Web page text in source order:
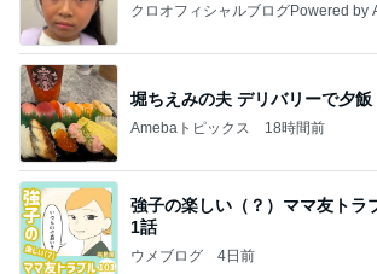
クロオフィシャルブログPowered by
堀ちえみの夫 デリバリーで夕飯
Amebaトピックス 18時間前
強子の楽しい（？）ママ友トラ
1話
ウメブログ 4日前